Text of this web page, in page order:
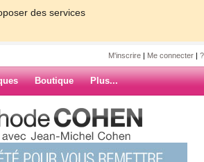
des services
M'inscrire | Me connecter |
Boutique Plus...